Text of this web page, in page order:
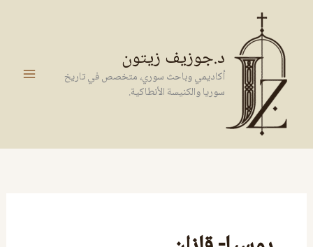
المحتوى
د.جوزيف زيتون
أكاديمي وباحث سوري، متخصص في تاريخ
سوريا والكنيسة الأنطاكية.